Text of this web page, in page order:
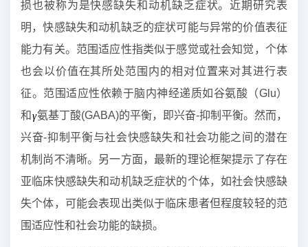
损也被称为是快感缺失和动机缺乏症状。近期研究表
明，快感缺失和动机缺乏的症状可能与异常的价值表征
能力有关。范围适应性指类似于感觉或社会知觉，个体
也会以价值在其所处范围内的相对位置来对其进行表
征。范围适应性依赖于脑内神经递质如谷氨酸（Glu）
和 氨基丁酸(GABA)的平衡，即兴奋-抑制平衡。然而，
兴奋-抑制平衡与社会快感缺失和社会功能之间的潜在
机制尚不清晰。另一方面，最新的理论框架提示了存在
亚临床快感缺失和动机缺乏症状的个体，如社会快感缺
失个体，可能会表现出类似于临床患者但程度较轻的范
围适应性和社会功能的缺损。